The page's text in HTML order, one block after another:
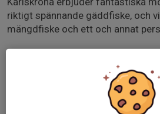
riktigt spännande gäddfiske, och
mängdfiske och ett och annat
Söndagen kl 12.00 städat och klart.
Dem med egen båt: betalar 1850:-